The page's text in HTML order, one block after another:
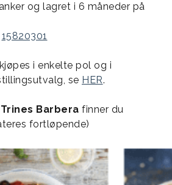
og lagret i 6 måneder på
15820301
i enkelte pol og i
se HER.
Barbera finner du
fortløpende)